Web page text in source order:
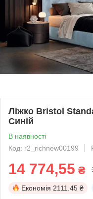
Ліжко Bristol
Синій
В наявності
Код: r2_richnew00199
14 774,55 ₴
Економія 2111.45 ₴